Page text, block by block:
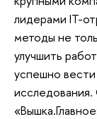
лидерами IT-
методы не
улучшить
успешно